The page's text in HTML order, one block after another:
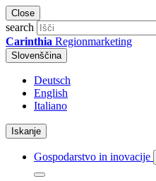
Close
search
Carinthia Regionmarketing
Slovenščina
Deutsch
English
Italiano
Iskanje
Gospodarstvo in inovacije